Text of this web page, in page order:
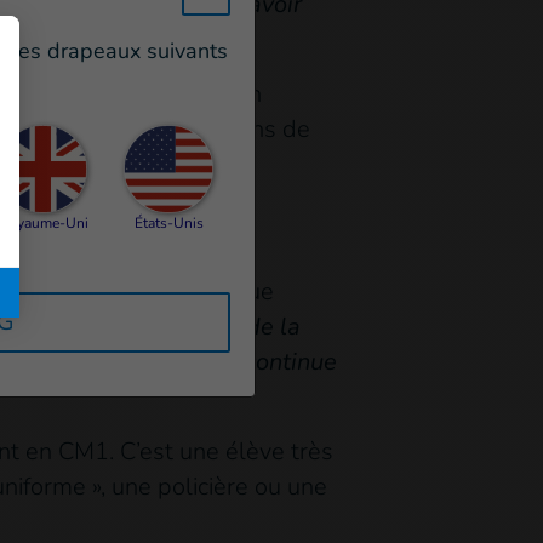
notamment un
n’avait pas les moyens de
de l’école que
l’école compte tenu de la
découragée et elle continue
en CM1. C’est une élève très
», une policière ou une
drapeaux suivants
Royaume-Uni États-Unis